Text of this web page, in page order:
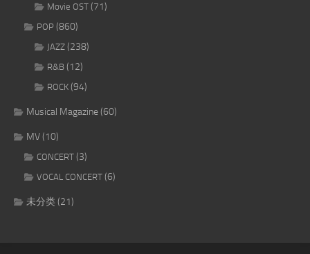
Movie OST (71)
POP (860)
JAZZ (238)
R&B (12)
ROCK (94)
Musical Magazine(60)
MV(10)
CONCERT (3)
VOCAL CONCERT (6)
未分类(21)